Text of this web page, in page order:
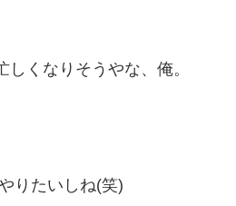
しくなりそうやな、俺。
りたいしね(笑)